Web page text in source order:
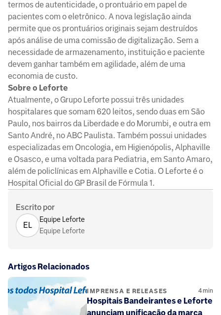
termos de autenticidade, o prontuário em papel de
pacientes com o eletrônico. A nova legislação ainda
permite que os prontuários originais sejam destruídos
após análise de uma comissão de digitalização. Sem a
necessidade de armazenamento, instituição e paciente
devem ganhar também em agilidade, além de uma
economia de custo.
Sobre o Leforte
Atualmente, o Grupo Leforte possui três unidades
hospitalares que somam 620 leitos, sendo duas em São
Paulo, nos bairros da Liberdade e do Morumbi, e outra em
Santo André, no ABC Paulista. Também possui unidades
especializadas em Oncologia, em Higienópolis, Alphaville
e Osasco, e uma voltada para Pediatria, em Santo Amaro,
além de policlínicas em Alphaville e Cotia. O Leforte é o
Hospital Oficial do GP Brasil de Fórmula 1.
Escrito por
EL
Equipe Leforte
Equipe Leforte
Artigos Relacionados
IMPRENSA E RELEASES 4min
Hospitais Bandeirantes e Leforte
anunciam unificação da marca